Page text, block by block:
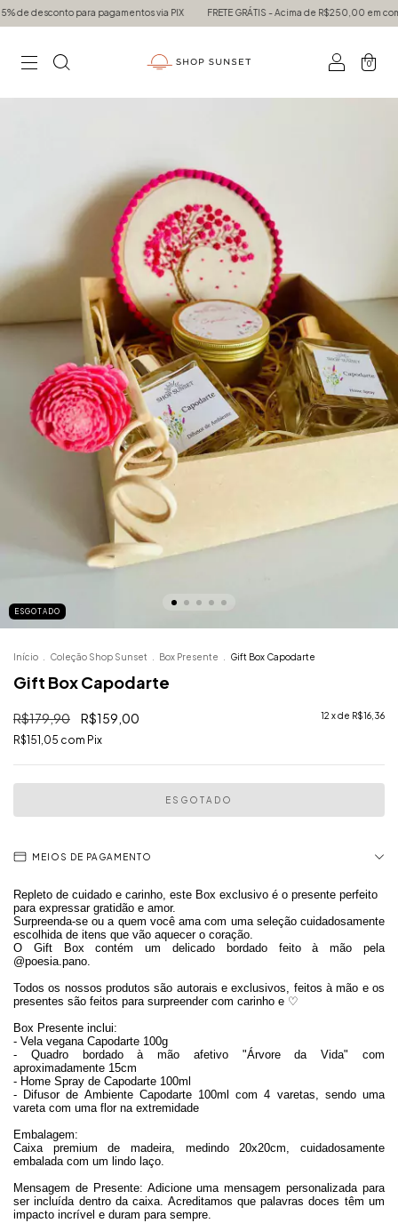
para pagamentos via PIX FRETE GRÁTIS - Acima de R$250,00 em compras
0
ESGOTADO
Início Coleção Shop Sunset Box Presente Gift Box Capodarte
Gift Box Capodarte
R$179,90 R$159,00 12 x de R$16,36
R$151,05 com Pix
MEIOS DE PAGAMENTO
Repleto de cuidado e carinho, este Box exclusivo é o presente perfeito
para expressar gratidão e amor.
Surpreenda-se ou a quem você amacom uma seleção cuidadosamente
escolhida de itens que vão aquecer o coração.
O Gift Box contém um delicado bordado feito à mão pela
@poesia.pano.
Todos os nossos produtos são autorais e exclusivos, feitos à mão e os
presentes são feitos para surpreender com carinho e ♡
Box Presente inclui:
- Vela vegana Capodarte 100g
- Quadro bordado à mão afetivo "Árvore da Vida" com
aproximadamente 15cm
- Home Spray de Capodarte 100ml
- Difusor de Ambiente Capodarte 100ml com 4 varetas, sendo uma
vareta com uma flor na extremidade
Embalagem:
Caixa premium de madeira, medindo 20x20cm, cuidadosamente
embalada com um lindo laço.
Mensagem de Presente: Adicione uma mensagem personalizada para
ser incluída dentro da caixa. Acreditamos que palavras doces têm um
impacto incrível e duram para sempre.